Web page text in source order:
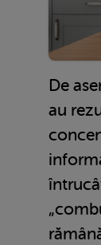
De
au